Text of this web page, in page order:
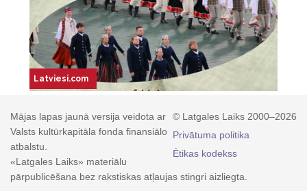
© Latgales Laiks 2000–2026
Privātuma politika
Ētikas kodekss
Mājas lapas jaunā versija veidota ar
Valsts kultūrkapitāla fonda finansiālo
atbalstu.
«Latgales Laiks» materiālu
pārpublicēšana bez rakstiskas atļaujas stingri aizliegta.